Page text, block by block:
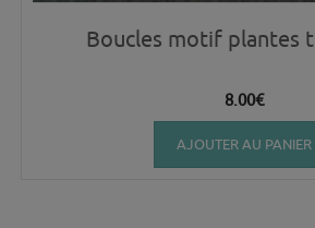
Boucles motif plantes
8.00€
AJOUTER AU PANIER